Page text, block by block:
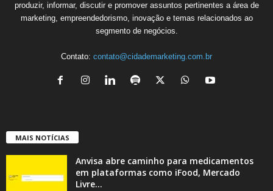
produzir, informar, discutir e promover assuntos pertinentes a área de
marketing, empreendedorismo, inovação e temas relacionados ao
segmento de negócios.
Contato: contato@cidademarketing.com.br
MAIS NOTÍCIAS
Anvisa abre caminho para medicamentos
em plataformas como iFood, Mercado
Livre...